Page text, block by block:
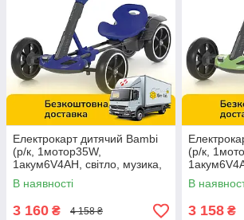
Електрокарт дитячий Bambi
(р/к, 1мотор35W,
1акум6V4AH, світло, музика,
EVA, Bluetooth) M 6072EBR-4
Синій
В наявності
3 160 ₴ 4 158 ₴
(р/к,
EVA,
Зелений
В
3 158 ₴